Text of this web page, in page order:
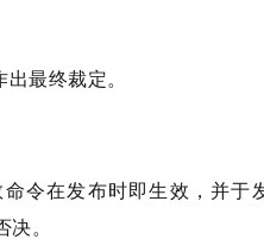
最终裁定。
令在发布时即生效，并于
。